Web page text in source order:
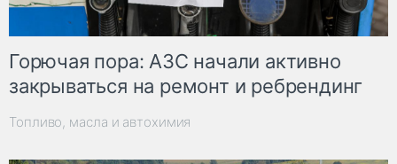
Горючая пора: АЗС начали активно
закрываться на ремонт и ребрендинг
Топливо, масла и автохимия